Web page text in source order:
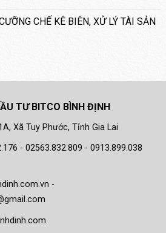
CHẾ KÊ BIÊN, XỬ LÝ TÀI SẢN
TƯ BITCO BÌNH ĐỊNH
Xã Tuy Phước, Tỉnh Gia Lai
- 02563.832.809 - 0913.899.038
-